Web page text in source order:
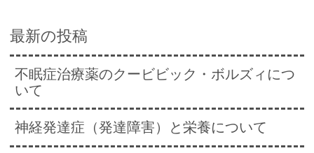
最新の投稿
不眠症治療薬のクービビック・ボルズィにつ
いて
神経発達症（発達障害）と栄養について